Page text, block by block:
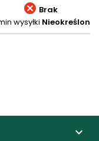
 Brak
wysyłki Nieokreślony
